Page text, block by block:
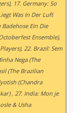
17. Germany: So
Was In Der Luft
Ein Die
Ensemble),
22. Brazil: Sem
Nega (The
(The Brazilian
(Chandra
, 27. India: Mon je
& Usha